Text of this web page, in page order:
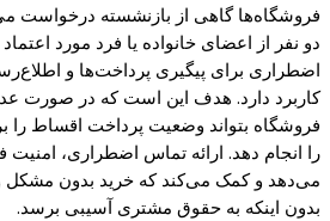
فروشگاه‌ها گاهی از بازنشسته درخواست
دو نفر از اعضای خانواده یا فرد مورد
اضطراری برای پیگیری پرداخت‌ها و
کاربرد دارد. هدف این است که در صورت
فروشگاه بتواند وضعیت پرداخت اقساط را
را انجام دهد. ارائه تماس اضطراری، امنیت
می‌دهد و کمک می‌کند که خرید بدون مشکل و
بدون اینکه به حقوق مشتری آسیبی برسد.